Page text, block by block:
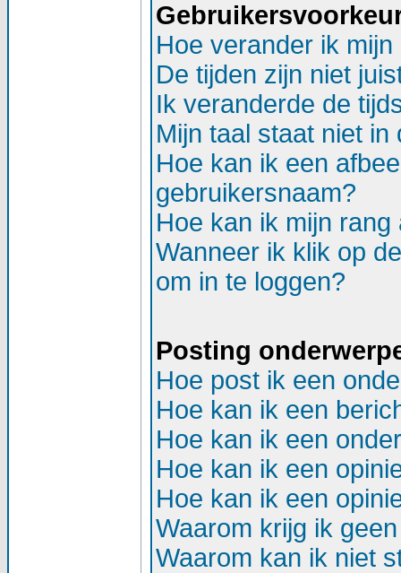
Hoe verander ik
De tijden zijn niet
Ik veranderde de
Mijn taal staat niet in
Hoe kan ik een
gebruikersnaam?
Hoe kan ik mijn rang
Wanneer ik klik op
om in te loggen?
Posting
Hoe post ik een
Hoe kan ik een
Hoe kan ik een
Hoe kan ik een
Hoe kan ik een
Waarom krijg ik
Waarom kan ik niet